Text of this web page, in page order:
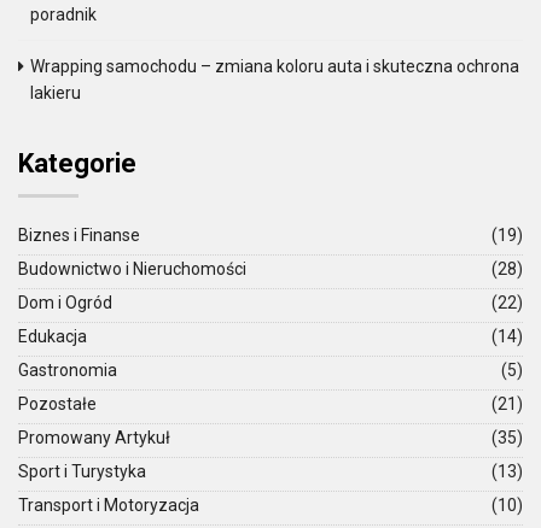
poradnik
Wrapping samochodu – zmiana koloru auta i skuteczna ochrona
lakieru
Kategorie
Biznes i Finanse
(19)
Budownictwo i Nieruchomości
(28)
Dom i Ogród
(22)
Edukacja
(14)
Gastronomia
(5)
Pozostałe
(21)
Promowany Artykuł
(35)
Sport i Turystyka
(13)
Transport i Motoryzacja
(10)